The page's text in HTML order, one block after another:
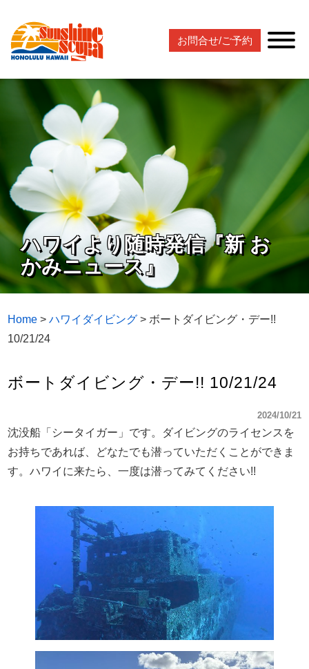
お問合せ/ご予約
ハワイより随時発信『新 お
かみニュース』
Home >ハワイダイビング > ボートダイビング・デー!!
10/21/24
ボートダイビング・デー!! 10/21/24
2024/10/21
沈没船「シータイガー」です。ダイビングのライセンスを
お持ちであれば、どなたでも潜っていただくことができま
す。ハワイに来たら、一度は潜ってみてください!!